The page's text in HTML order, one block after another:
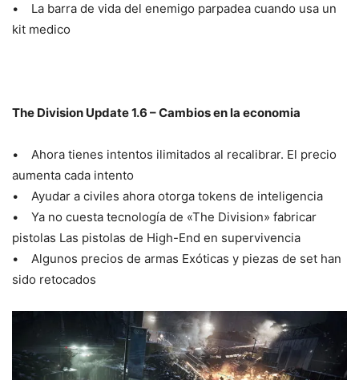
• La barra de vida del enemigo parpadea cuando usa un
kit medico
The Division Update 1.6 – Cambios en la economia
• Ahora tienes intentos ilimitados al recalibrar. El precio
aumenta cada intento
• Ayudar a civiles ahora otorga tokens de inteligencia
• Ya no cuesta tecnología de «The Division» fabricar
pistolas Las pistolas de High-End en supervivencia
• Algunos precios de armas Exóticas y piezas de set han
sido retocados